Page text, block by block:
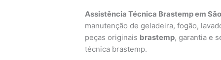
Assistência Técnica Brastemp em
manutenção de geladeira, fogão,
peças originais brastemp, garantia e
técnica brastemp.